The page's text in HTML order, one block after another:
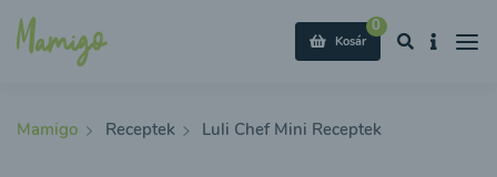
0
Kosár
Mamigo Receptek Luli Chef Mini Receptek